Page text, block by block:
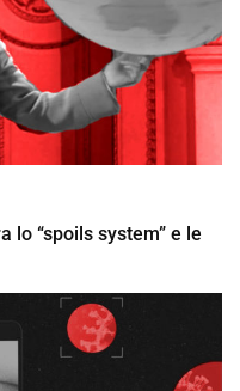
lo “spoils system” e le